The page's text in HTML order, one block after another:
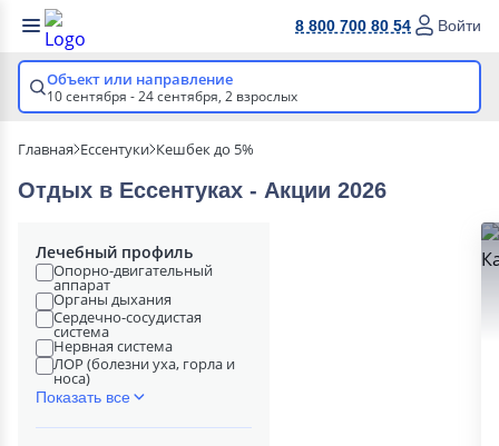
8 800 700 80 54 Войти
Объект или направление
10 сентября - 24 сентября, 2 взрослых
Главная Ессентуки Кешбек до 5%
Отдых в Ессентуках - Акции 2026
Лечебный профиль
Опорно-двигательный
аппарат
Органы дыхания
Сердечно-сосудистая
система
Нервная система
ЛОР (болезни уха, горла и
носа)
Показать все